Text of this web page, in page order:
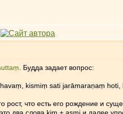
. Будда задает вопрос:
kismiṃ sati jarāmaraṇaṃ
что есть его рождение и